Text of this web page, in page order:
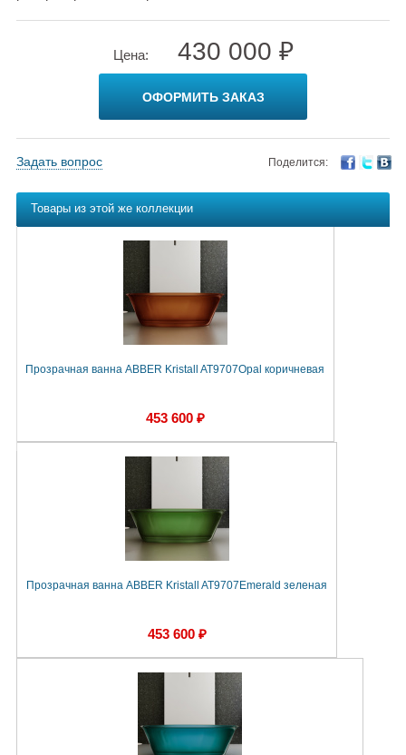
Цена: 430 000 ₽
ОФОРМИТЬ ЗАКАЗ
Задать вопрос Поделится:
Товары из этой же коллекции
Прозрачная ванна ABBER Kristall AT9707Opal коричневая
453 600 ₽
Прозрачная ванна ABBER Kristall AT9707Emerald зеленая
453 600 ₽